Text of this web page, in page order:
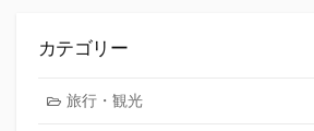
カテゴリー
旅行・観光